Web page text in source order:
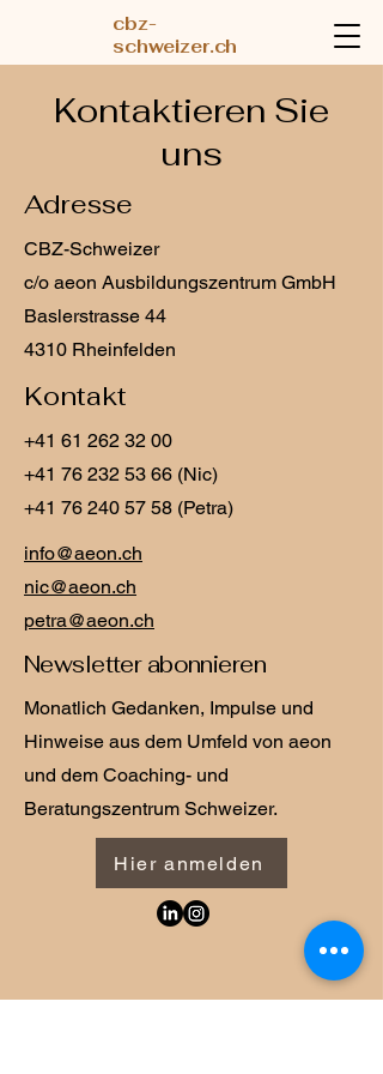
cbz-
schweizer.ch
Kontaktieren Sie
uns
Adresse
CBZ-Schweizer
c/o aeon Ausbildungszentrum GmbH
Baslerstrasse 44
4310 Rheinfelden
Kontakt
+41 61 262 32 00
+41 76 232 53 66 (Nic)
+41 76 240 57 58 (Petra)
info@aeon.ch
nic@aeon.ch
petra@aeon.ch
Newsletter abonnieren
Monatlich Gedanken, Impulse und
Hinweise aus dem Umfeld von aeon
und dem Coaching- und
Beratungszentrum Schweizer.
Hier anmelden